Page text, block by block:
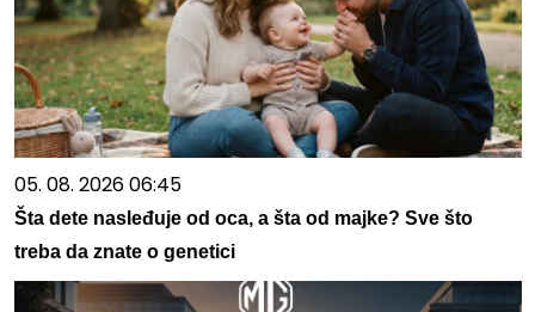
05. 08. 2026 06:45
Šta dete nasleđuje od oca, a šta od majke? Sve što
treba da znate o genetici